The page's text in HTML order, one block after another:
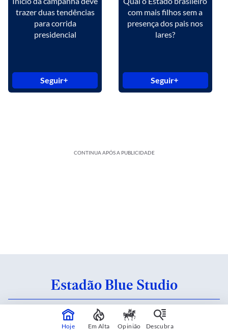
trazer duas tendências
para corrida
presidencial
Seguir
com mais filhos sem a
presença dos pais nos
lares?
Seguir
CONTINUA APÓS A PUBLICIDADE
Estadão Blue Studio
Conteúdo criado em parceria com patrocinadores.
Saiba mais
Hoje Em Alta Opinião Descubra